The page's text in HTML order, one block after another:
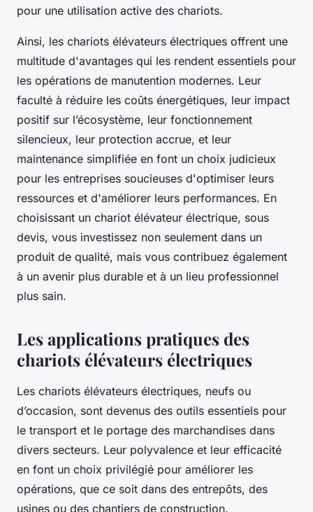
pour une utilisation active des chariots.
Ainsi, les chariots élévateurs électriques offrent une
multitude d'avantages qui les rendent essentiels pour
les opérations de manutention modernes. Leur
faculté à réduire les coûts énergétiques, leur impact
positif sur l’écosystème, leur fonctionnement
silencieux, leur protection accrue, et leur
maintenance simplifiée en font un choix judicieux
pour les entreprises soucieuses d'optimiser leurs
ressources et d'améliorer leurs performances. En
choisissant un chariot élévateur électrique, sous
devis, vous investissez non seulement dans un
produit de qualité, mais vous contribuez également
à un avenir plus durable et à un lieu professionnel
plus sain.
Les applications pratiques des
chariots élévateurs électriques
Les chariots élévateurs électriques, neufs ou
d’occasion, sont devenus des outils essentiels pour
le transport et le portage des marchandises dans
divers secteurs. Leur polyvalence et leur efficacité
en font un choix privilégié pour améliorer les
opérations, que ce soit dans des entrepôts, des
usines ou des chantiers de construction.